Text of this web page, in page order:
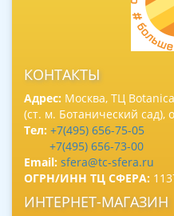
КОНТАКТЫ
Адрес: Москва, ТЦ
(ст. м. Ботанический сад),
Тел: +7(495) 656-75-05
+7(495) 656-73-00
Email: sfera@tc-sfera.ru
ОГРН/ИНН ТЦ СФЕРА:
ИНТЕРНЕТ-МАГАЗИН